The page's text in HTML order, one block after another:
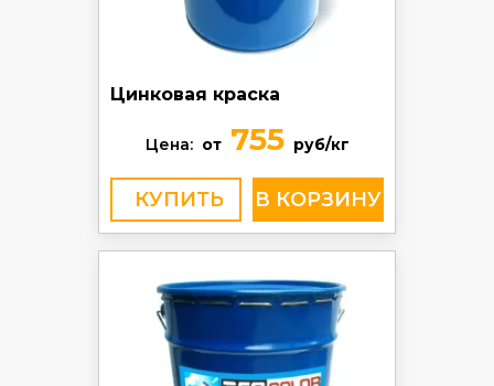
Цинковая краска
Цена: от755 руб/кг
КУПИТЬ